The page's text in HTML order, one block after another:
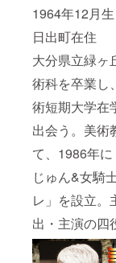
1964年12月
日出町在住
大分県立緑ヶ
術科を卒業し
術短期大学在
出会う。美術
て、1986年
じゅん&女騎
レ」を設立。
出・主演の四